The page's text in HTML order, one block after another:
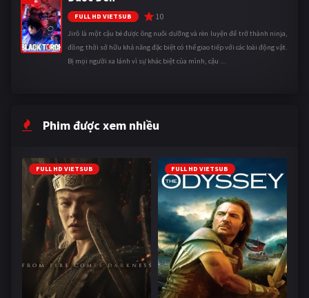
FULL HD VIETSUB 10
Jirô là một cậu bé được ông nuôi dưỡng và rèn luyện để trở thành ninja,
đồng thời sở hữu khả năng đặc biệt có thể giao tiếp với các loài động vật.
Bị mọi người xa lánh vì sự khác biệt của mình, cậu ...
Phim được xem nhiều
FULL HD VIETSUB FULL HD VIETSUB